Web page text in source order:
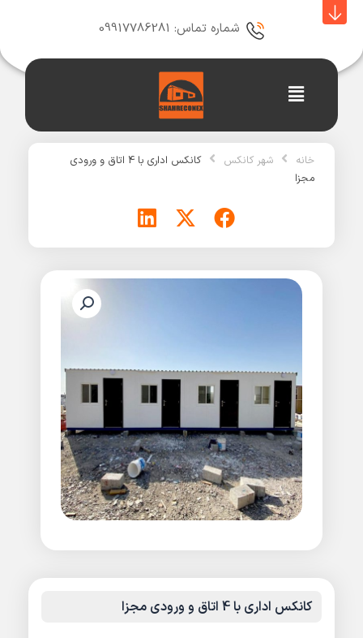
شماره تماس: 09917786281
Main
Menu
خانه شهر کانکس
کانکس اداری با 4 اتاق و ورودی
مجزا
کانکس اداری با 4 اتاق و ورودی مجزا